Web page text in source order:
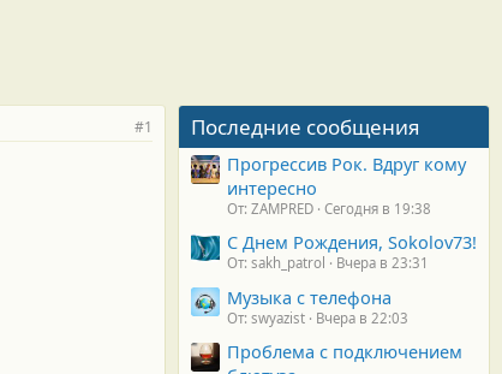
#1 Последние сообщения
Прогрессив Рок. Вдруг кому
интересно
От: ZAMPRED Сегодня в 19:38
С Днем Рождения, Sokolov73!
От: sakh_patrol Вчера в 23:31
Музыка с телефона
От: swyazist Вчера в 22:03
Проблема с подключением